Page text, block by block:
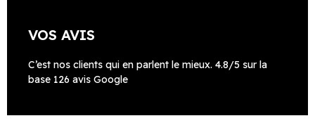
VOS AVIS
C’est nos clients qui en parlent le mieux. 4.8/5 sur la
base 126 avis Google